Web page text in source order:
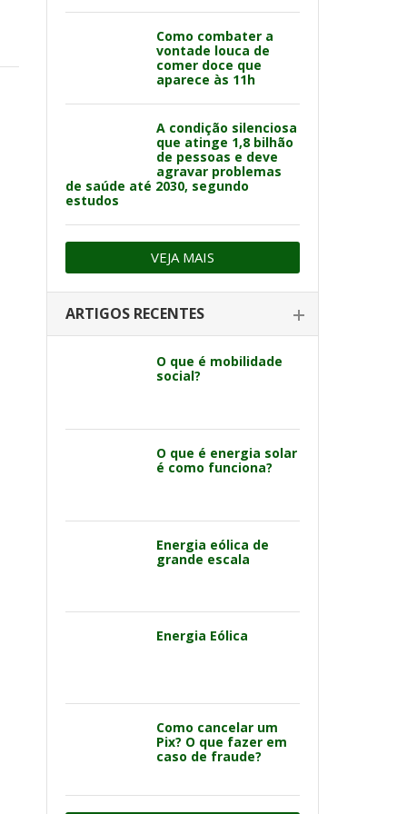
Como combater a
vontade louca de
comer doce que
aparece às 11h
A condição silenciosa
que atinge 1,8 bilhão
de pessoas e deve
agravar problemas
de saúde até 2030, segundo
estudos
VEJA MAIS
ARTIGOS RECENTES
O que é mobilidade
social?
O que é energia solar
é como funciona?
Energia eólica de
grande escala
Energia Eólica
Como cancelar um
Pix? O que fazer em
caso de fraude?